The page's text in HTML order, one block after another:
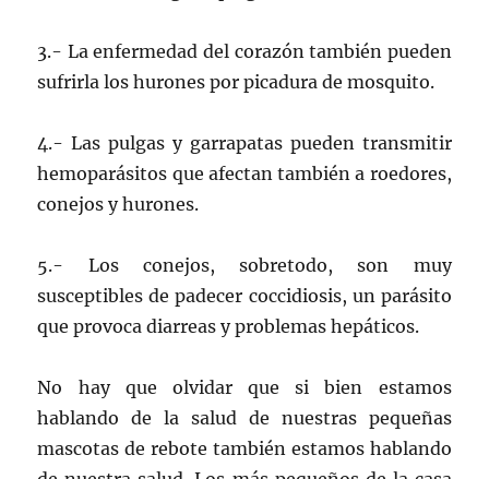
3.- La enfermedad del corazón también pueden
sufrirla los hurones por picadura de mosquito.
4.- Las pulgas y garrapatas pueden transmitir
hemoparásitos que afectan también a roedores,
conejos y hurones.
5.- Los conejos, sobretodo, son muy
susceptibles de padecer coccidiosis, un parásito
que provoca diarreas y problemas hepáticos.
No hay que olvidar que si bien estamos
hablando de la salud de nuestras pequeñas
mascotas de rebote también estamos hablando